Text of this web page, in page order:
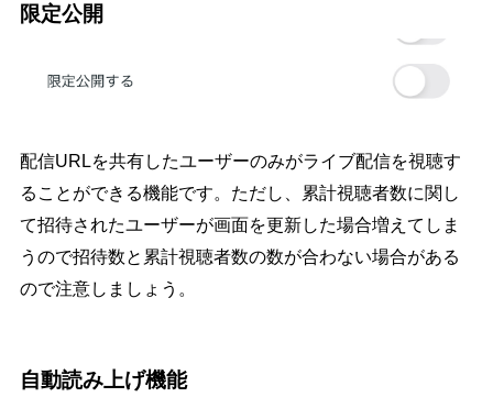
限定公開
配信URLを共有したユーザーのみがライブ配信を視聴す
ることができる機能です。ただし、累計視聴者数に関し
て招待されたユーザーが画面を更新した場合増えてしま
うので招待数と累計視聴者数の数が合わない場合がある
ので注意しましょう。
自動読み上げ機能